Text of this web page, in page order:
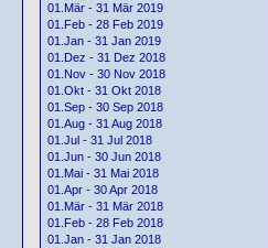
01.Mär - 31 Mär 2019
01.Feb - 28 Feb 2019
01.Jan - 31 Jan 2019
01.Dez - 31 Dez 2018
01.Nov - 30 Nov 2018
01.Okt - 31 Okt 2018
01.Sep - 30 Sep 2018
01.Aug - 31 Aug 2018
01.Jul - 31 Jul 2018
01.Jun - 30 Jun 2018
01.Mai - 31 Mai 2018
01.Apr - 30 Apr 2018
01.Mär - 31 Mär 2018
01.Feb - 28 Feb 2018
01.Jan - 31 Jan 2018